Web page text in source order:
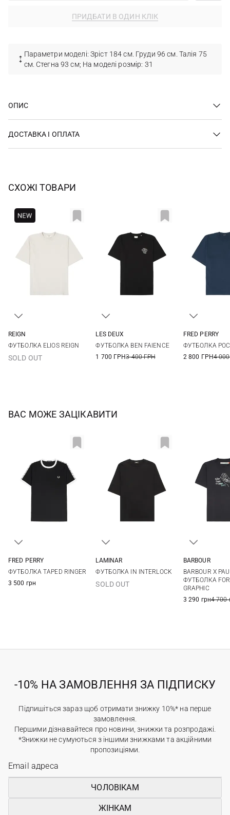
ПРИДБАТИ В ОДИН КЛІК
Параметри моделі: Зріст 184 см. Груди 96 см. Талія 75
см. Стегна 93 см; На моделі розмір: 31
ОПИС
ДОСТАВКА І ОПЛАТА
СХОЖІ ТОВАРИ
REIGN
ФУТБОЛКА ELIOS REIGN
SOLD OUT
LES DEUX
ФУТБОЛКА BEN FAIENCE
1 700 ГРН3 400 ГРН
FRED PERRY
ФУТБОЛКА
2 800 ГРН4
ВАС МОЖЕ ЗАЦІКАВИТИ
FRED PERRY
ФУТБОЛКА TAPED RINGER
3 500 грн
LAMINAR
ФУТБОЛКА IN INTERLOCK
SOLD OUT
BARBOUR
BARBOUR X
ФУТБОЛКА
GRAPHIC
3 290 грн4 700
-10% НА ЗАМОВЛЕННЯ ЗА ПІДПИСКУ
Підпишіться зараз щоб отримати знижку 10%* на перше
замовлення.
Першими дізнавайтеся про новини, знижки та розпродажі.
*Знижки не сумуються з іншими знижками та акційними
пропозиціями.
ЧОЛОВІКАМ
ЖІНКАМ